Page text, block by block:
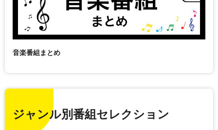
音楽番組まとめ
ジャンル別番組セレクション